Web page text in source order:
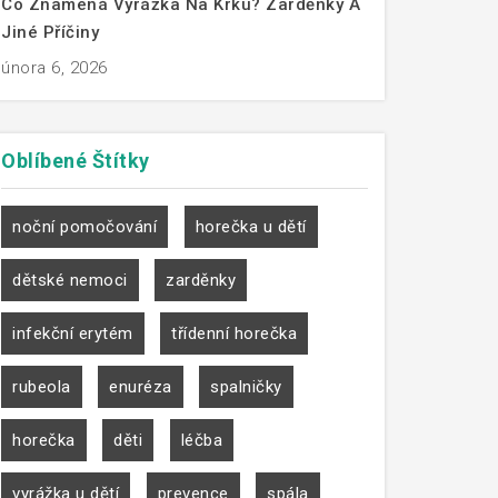
Co Znamená Vyrážka Na Krku? Zarděnky A
Jiné Příčiny
února 6, 2026
Oblíbené Štítky
noční pomočování horečka u dětí
dětské nemoci zarděnky
infekční erytém třídenní horečka
rubeola enuréza spalničky
horečka děti léčba
vyrážka u dětí prevence spála